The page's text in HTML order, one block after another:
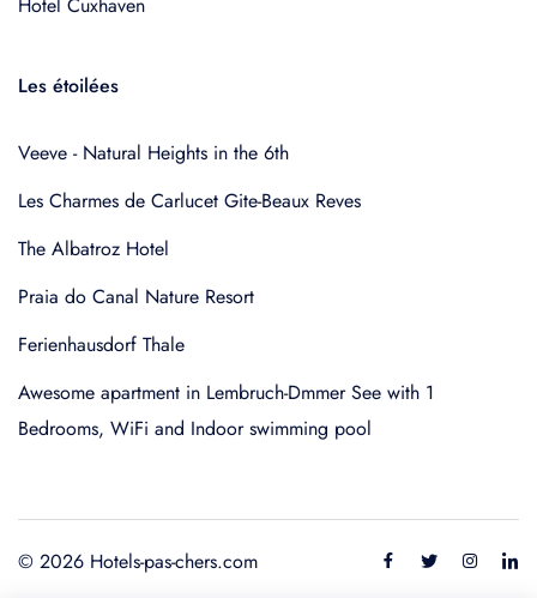
Les étoilées
Veeve - Natural Heights in the 6th
Les Charmes de Carlucet Gite-Beaux Reves
The Albatroz Hotel
Praia do Canal Nature Resort
Ferienhausdorf Thale
Awesome apartment in Lembruch-Dmmer See with 1
Bedrooms, WiFi and Indoor swimming pool
© 2026 Hotels-pas-chers.com